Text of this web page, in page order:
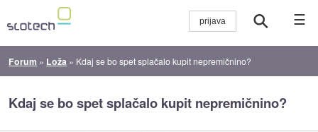
☰
Forum » Loža » Kdaj se bo spet splačalo kupit nepremičnino?
Kdaj se bo spet splačalo kupit nepremičnino?